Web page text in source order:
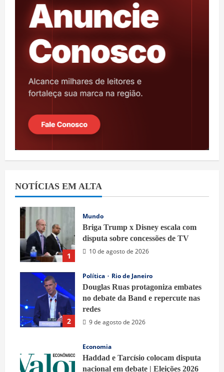
NOTÍCIAS EM ALTA
1
Mundo
Briga Trump x Disney escala com
disputa sobre concessões de TV
10 de agosto de 2026
2
Política
Rio de Janeiro
Douglas Ruas protagoniza embates
no debate da Band e repercute nas
redes
9 de agosto de 2026
Economia
Haddad e Tarcísio colocam disputa
nacional em debate | Eleições 2026